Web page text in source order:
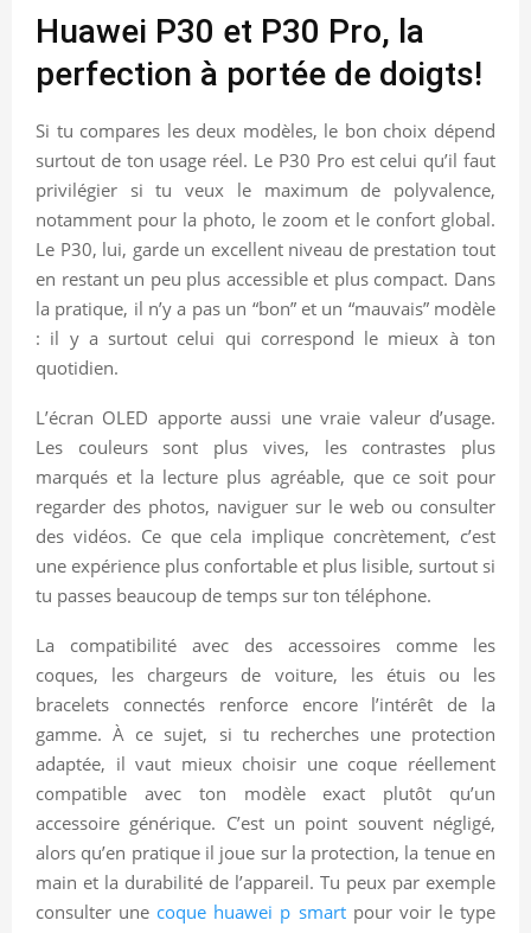
Huawei P30 et P30 Pro, la
perfection à portée de doigts!
Si tu compares les deux modèles, le bon choix dépend
surtout de ton usage réel. Le P30 Pro est celui qu’il faut
privilégier si tu veux le maximum de polyvalence,
notamment pour la photo, le zoom et le confort global.
Le P30, lui, garde un excellent niveau de prestation tout
en restant un peu plus accessible et plus compact. Dans
la pratique, il n’y a pas un “bon” et un “mauvais” modèle
: il y a surtout celui qui correspond le mieux à ton
quotidien.
L’écran OLED apporte aussi une vraie valeur d’usage.
Les couleurs sont plus vives, les contrastes plus
marqués et la lecture plus agréable, que ce soit pour
regarder des photos, naviguer sur le web ou consulter
des vidéos. Ce que cela implique concrètement, c’est
une expérience plus confortable et plus lisible, surtout si
tu passes beaucoup de temps sur ton téléphone.
La compatibilité avec des accessoires comme les
coques, les chargeurs de voiture, les étuis ou les
bracelets connectés renforce encore l’intérêt de la
gamme. À ce sujet, si tu recherches une protection
adaptée, il vaut mieux choisir une coque réellement
compatible avec ton modèle exact plutôt qu’un
accessoire générique. C’est un point souvent négligé,
alors qu’en pratique il joue sur la protection, la tenue en
main et la durabilité de l’appareil. Tu peux par exemple
consulter une coque huawei p smartpour voir le type